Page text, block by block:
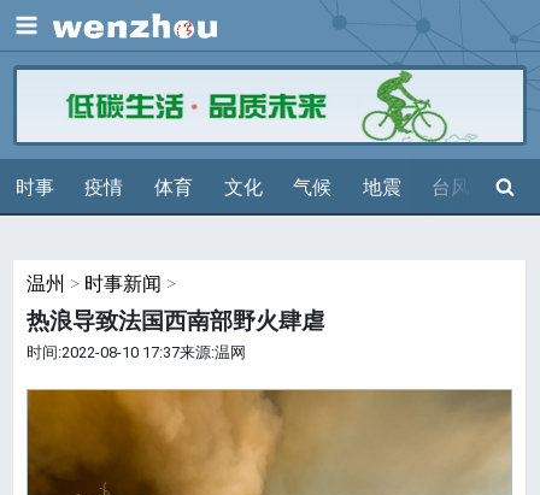
展开
时事 疫情 体育 文化 气候 地震 台风 天气
搜索
温州 > 时事新闻 >
热浪导致法国西南部野火肆虐
时间:2022-08-10 17:37来源:温网